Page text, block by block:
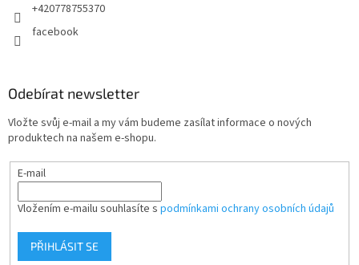
+420778755370
facebook
Odebírat newsletter
Vložte svůj e-mail a my vám budeme zasílat informace o nových
produktech na našem e-shopu.
E-mail
Vložením e-mailu souhlasíte s podmínkami ochrany osobních údajů
PŘIHLÁSIT SE